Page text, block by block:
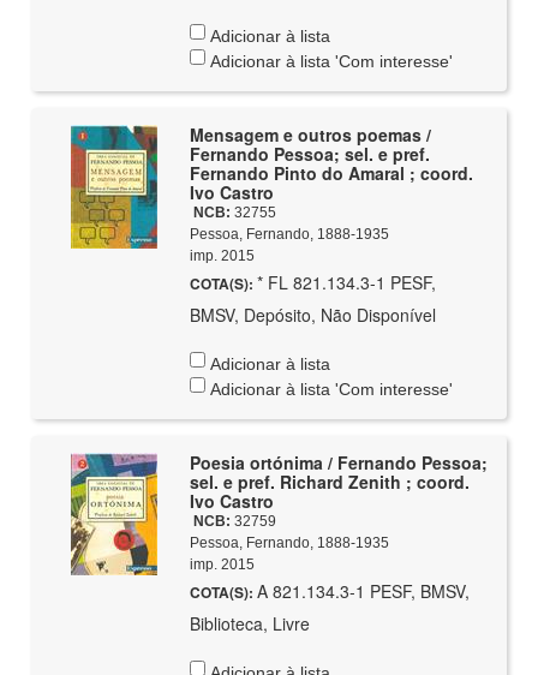
Adicionar à lista
Adicionar à lista 'Com interesse'
Mensagem e outros poemas /
Fernando Pessoa; sel. e pref.
Fernando Pinto do Amaral ; coord.
Ivo Castro
NCB: 32755
Pessoa, Fernando, 1888-1935
imp. 2015
COTA(S): * FL 821.134.3-1 PESF,
BMSV, Depósito, Não Disponível
Adicionar à lista
Adicionar à lista 'Com interesse'
Poesia ortónima / Fernando Pessoa;
sel. e pref. Richard Zenith ; coord.
Ivo Castro
NCB: 32759
Pessoa, Fernando, 1888-1935
imp. 2015
COTA(S): A 821.134.3-1 PESF, BMSV,
Biblioteca, Livre